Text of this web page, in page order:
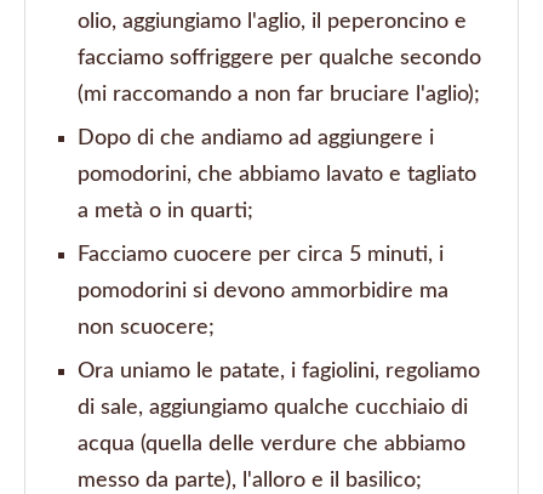
olio, aggiungiamo l'aglio, il peperoncino e
facciamo soffriggere per qualche secondo
(mi raccomando a non far bruciare l'aglio);
Dopo di che andiamo ad aggiungere i
pomodorini, che abbiamo lavato e tagliato
a metà o in quarti;
Facciamo cuocere per circa 5 minuti, i
pomodorini si devono ammorbidire ma
non scuocere;
Ora uniamo le patate, i fagiolini, regoliamo
di sale, aggiungiamo qualche cucchiaio di
acqua (quella delle verdure che abbiamo
messo da parte), l'alloro e il basilico;